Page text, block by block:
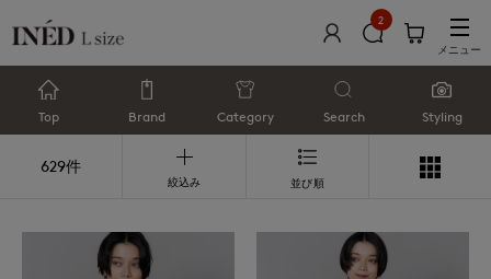
2
メニュー
Top Brand Category Search Styling
629件
絞込み 並び順